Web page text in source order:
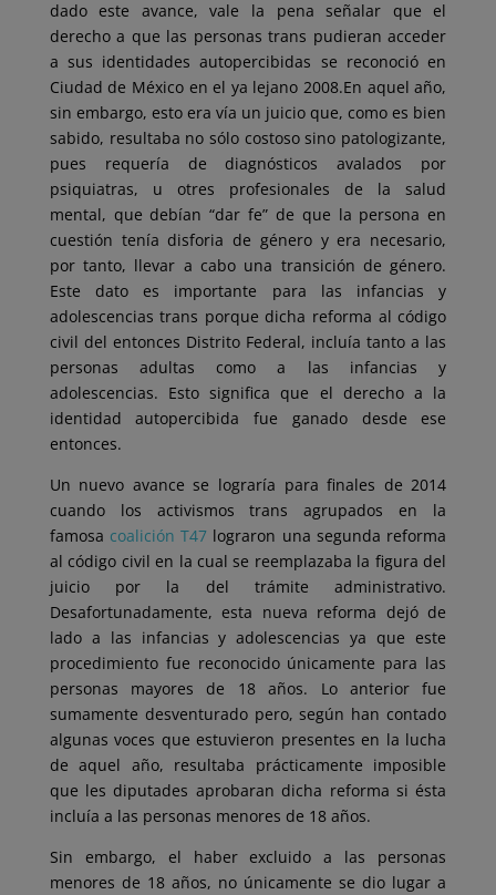
dado este avance,vale la pena señalar que el
derecho a que las personas trans pudieran acceder
a sus identidades autopercibidas se reconoció en
Ciudad de México en el ya lejano 2008.En aquel año,
sin embargo, esto era vía un juicio que, como es bien
sabido, resultaba no sólo costoso sino patologizante,
pues requería de diagnósticos avalados por
psiquiatras, u otres profesionales de la salud
mental, que debían “dar fe” de que la persona en
cuestión tenía disforia de género y era necesario,
por tanto, llevar a cabo una transición de género.
Este dato es importante para las infancias y
adolescencias trans porque dicha reforma al código
civil del entonces Distrito Federal, incluía tanto a las
personas adultas como a las infancias y
adolescencias. Esto significa que el derecho a la
identidad autopercibida fue ganado desde ese
entonces.
Un nuevo avance se lograría para finales de 2014
cuando los activismos trans agrupados en la
famosa coalición T47 lograron una segunda reforma
al código civil en la cual se reemplazaba la figura del
juicio por la del trámite administrativo.
Desafortunadamente, esta nueva reforma dejó de
lado a las infancias y adolescencias ya que este
procedimiento fue reconocido únicamente para las
personas mayores de 18 años. Lo anterior fue
sumamente desventurado pero, según han contado
algunas voces que estuvieron presentes en la lucha
de aquel año, resultaba prácticamente imposible
que les diputades aprobaran dicha reforma si ésta
incluía a las personas menores de 18 años.
Sin embargo, el haber excluido a las personas
menores de 18 años, no únicamente se dio lugar a